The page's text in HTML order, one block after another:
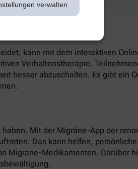
verwalten
kann mit dem interaktiven
Verhaltenstherapie.
besser abzuschalten. Es gibt ein
Mit der Migräne-App der
Das kann helfen,
Migräne-Medikamenten. Darüber